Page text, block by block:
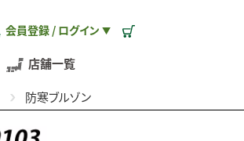
会員登録 / ログイン ▼
店舗一覧
防寒ブルゾン